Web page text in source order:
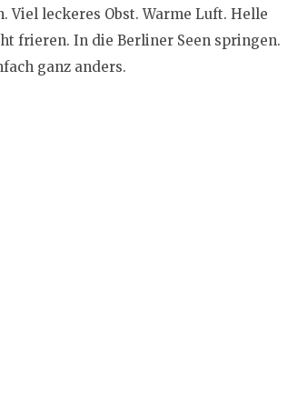
Viel leckeres Obst. Warme Luft. Helle
frieren. In die Berliner Seen springen.
ganz anders.